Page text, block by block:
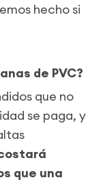
hecho si
de PVC?
que no
se paga, y
que una